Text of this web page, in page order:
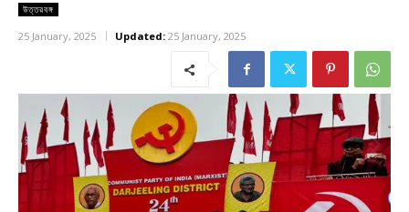
উত্তরবঙ্গ
25 January, 2025 Updated: 25 January, 2025